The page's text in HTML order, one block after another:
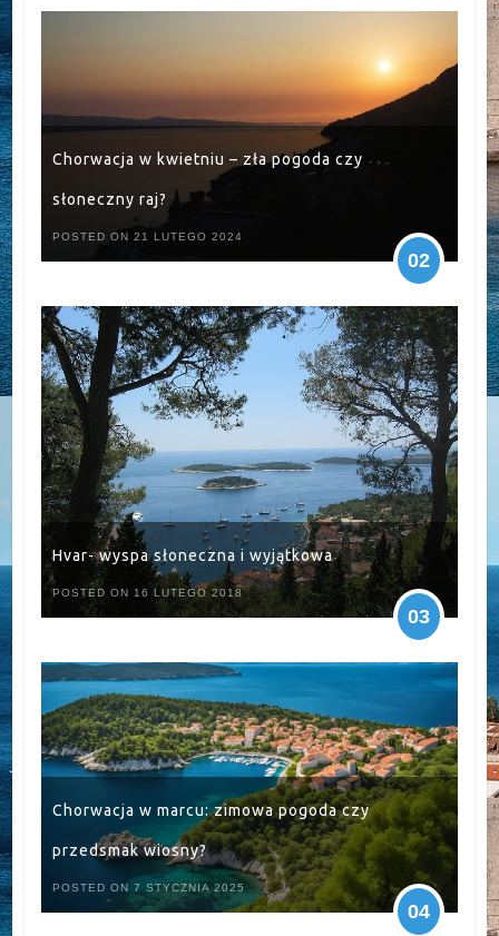
Chorwacja w kwietniu – zła pogoda czy
słoneczny raj?
POSTED ON 21 LUTEGO 2024
02
Hvar- wyspa słoneczna i wyjątkowa
POSTED ON 16 LUTEGO 2018
03
Chorwacja w marcu: zimowa pogoda czy
przedsmak wiosny?
POSTED ON 7 STYCZNIA 2025
04